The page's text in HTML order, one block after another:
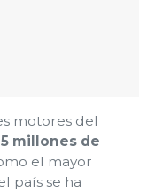
motores del
millones de
el mayor
país se ha